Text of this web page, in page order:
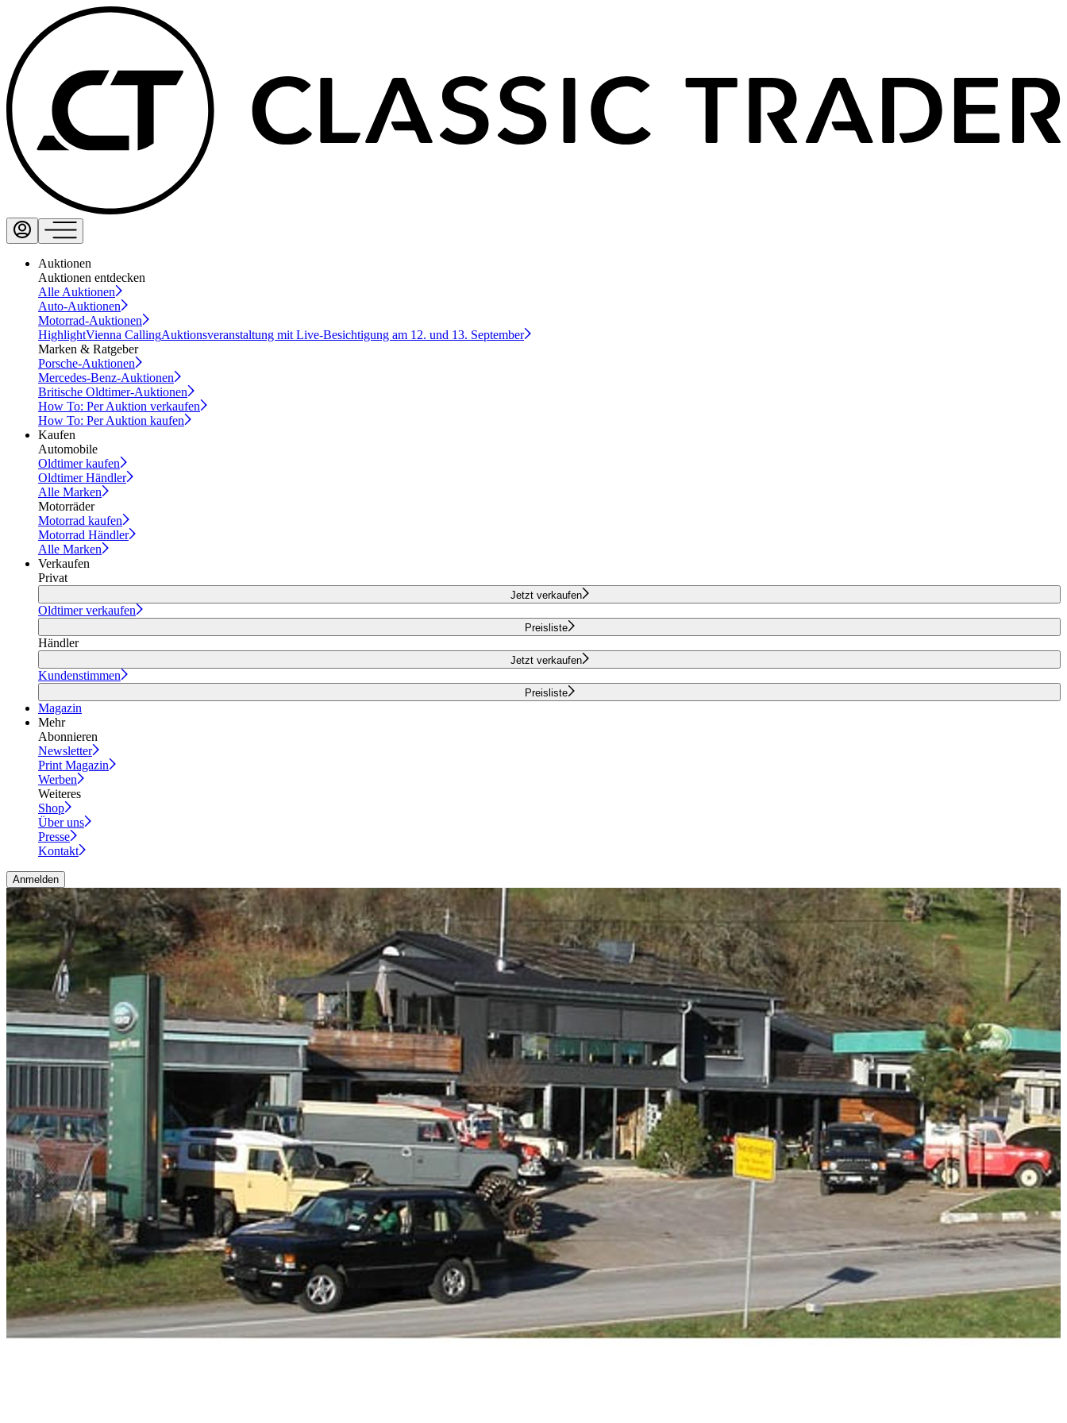
Auktionen
Auktionen entdecken
Alle Auktionen
Auto-Auktionen
Motorrad-Auktionen
HighlightVienna CallingAuktionsveranstaltung mit Live-Besichtigung am 12. und 13. September
Marken & Ratgeber
Porsche-Auktionen
Mercedes-Benz-Auktionen
Britische Oldtimer-Auktionen
How To: Per Auktion verkaufen
How To: Per Auktion kaufen
Kaufen
Automobile
Oldtimer kaufen
Oldtimer Händler
Alle Marken
Motorräder
Motorrad kaufen
Motorrad Händler
Alle Marken
Verkaufen
Privat
Jetzt verkaufen
Oldtimer verkaufen
Preisliste
Händler
Jetzt verkaufen
Kundenstimmen
Preisliste
Magazin
Mehr
Abonnieren
Newsletter
Print Magazin
Werben
Weiteres
Shop
Über uns
Presse
Kontakt
Anmelden